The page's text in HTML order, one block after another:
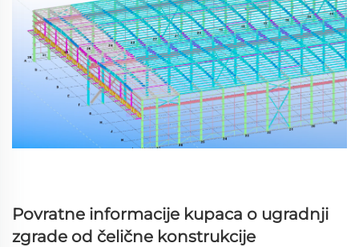
Povratne informacije kupaca o ugradnji
zgrade od čelične konstrukcije